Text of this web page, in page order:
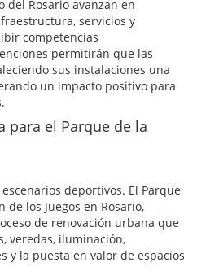
del Rosario avanzan en
servicios y
competencias
permitirán que las
sus instalaciones una
un impacto positivo para
para el Parque de la
deportivos. El Parque
los Juegos en Rosario,
de renovación urbana que
veredas, iluminación,
y la puesta en valor de espacios